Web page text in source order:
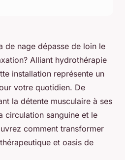
de nage dépasse de loin le
Alliant hydrothérapie
installation représente un
votre quotidien. De
la détente musculaire à ses
circulation sanguine et le
comment transformer
et oasis de